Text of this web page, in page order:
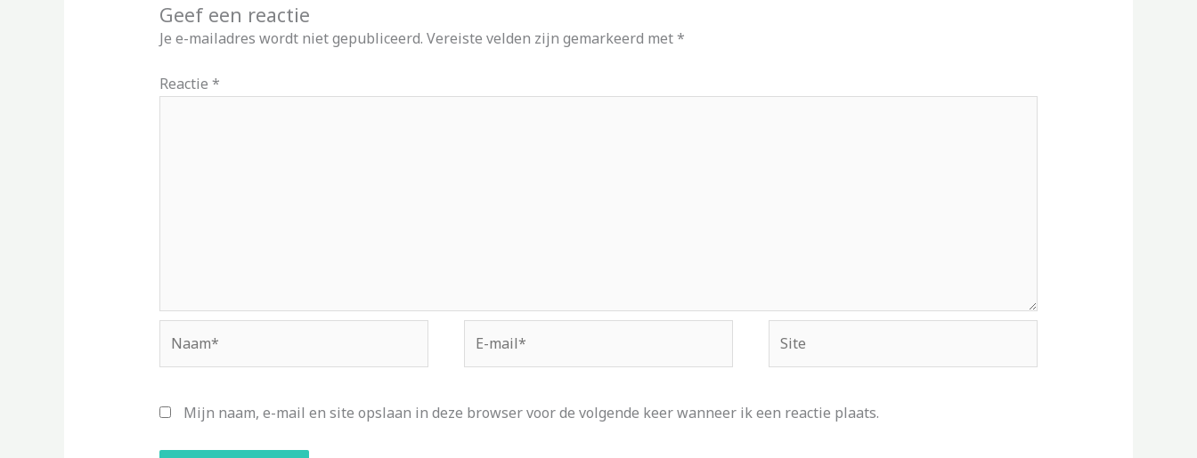
Geef een reactie
Je e-mailadres wordt niet gepubliceerd. Vereiste velden zijn gemarkeerd met*
Reactie *
mail*
Mijn naam, e-mail en site opslaan in deze browser voor de volgende keer wanneer ik een reactie plaats.